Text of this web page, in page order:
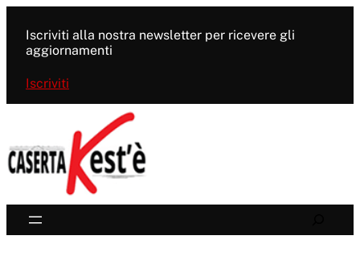
contenuto
Iscriviti alla nostra newsletter per ricevere gli
aggiornamenti
Iscriviti